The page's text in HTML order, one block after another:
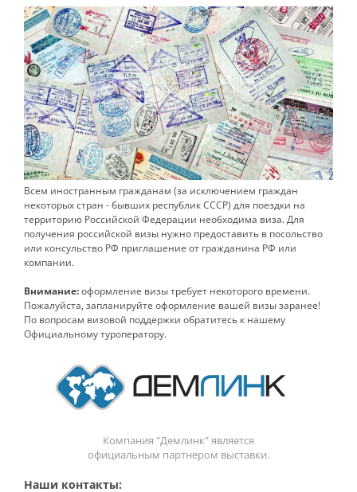
Всем иностранным гражданам (за исключением граждан
некоторых стран - бывших республик СССР) для поездки на
территорию Российской Федерации необходима виза. Для
получения российской визы нужно предоставить в посольство
или консульство РФ приглашение от гражданина РФ или
компании.
Внимание:оформление визы требует некоторого времени.
Пожалуйста, запланируйте оформление вашей визы заранее!
По вопросам визовой поддержки обратитесь к нашему
Официальному туроператору.
Компания "Демлинк" является
официальным партнером выставки.
Наши контакты: